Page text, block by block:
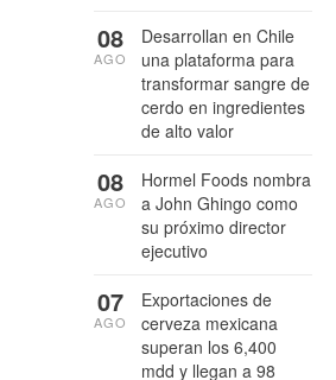
Desarrollan en Chile
una plataforma para
transformar sangre de
cerdo en ingredientes
de alto valor
08
AGO
Hormel Foods nombra
a John Ghingo como
su próximo director
ejecutivo
08
AGO
Exportaciones de
cerveza mexicana
superan los 6,400
mdd y llegan a 98
07
AGO